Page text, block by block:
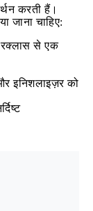
करती हैं।
जाना चाहिए:
से एक
इनिशलाइज़र को